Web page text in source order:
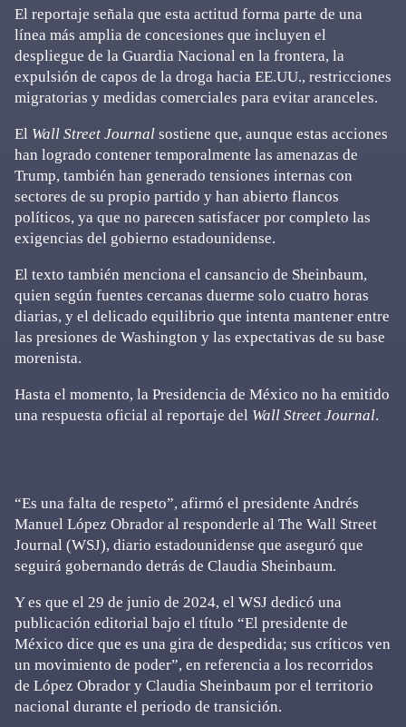
El reportaje señala que esta actitud forma parte de una
línea más amplia de concesiones que incluyen el
despliegue de la Guardia Nacional en la frontera, la
expulsión de capos de la droga hacia EE.UU., restricciones
migratorias y medidas comerciales para evitar aranceles.
El Wall Street Journal sostiene que, aunque estas acciones
han logrado contener temporalmente las amenazas de
Trump, también han generado tensiones internas con
sectores de su propio partido y han abierto flancos
políticos, ya que no parecen satisfacer por completo las
exigencias del gobierno estadounidense.
El texto también menciona el cansancio de Sheinbaum,
quien según fuentes cercanas duerme solo cuatro horas
diarias, y el delicado equilibrio que intenta mantener entre
las presiones de Washington y las expectativas de su base
morenista.
Hasta el momento, la Presidencia de México no ha emitido
una respuesta oficial al reportaje del Wall Street Journal.
“Es una falta de respeto”, afirmó el presidente Andrés
Manuel López Obrador al responderle al The Wall Street
Journal (WSJ), diario estadounidense que aseguró que
seguirá gobernando detrás de Claudia Sheinbaum.
Y es que el 29 de junio de 2024, el WSJ dedicó una
publicación editorial bajo el título “El presidente de
México dice que es una gira de despedida; sus críticos ven
un movimiento de poder”, en referencia a los recorridos
de López Obrador y Claudia Sheinbaum por el territorio
nacional durante el periodo de transición.